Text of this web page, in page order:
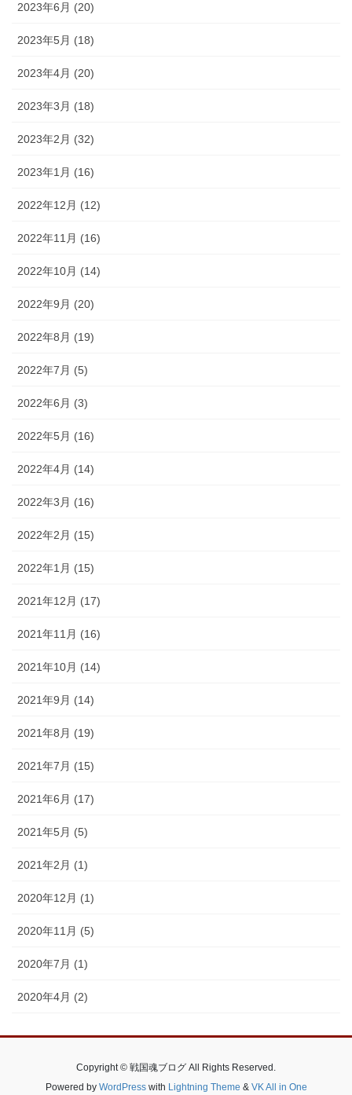
2023年6月 (20)
2023年5月 (18)
2023年4月 (20)
2023年3月 (18)
2023年2月 (32)
2023年1月 (16)
2022年12月 (12)
2022年11月 (16)
2022年10月 (14)
2022年9月 (20)
2022年8月 (19)
2022年7月 (5)
2022年6月 (3)
2022年5月 (16)
2022年4月 (14)
2022年3月 (16)
2022年2月 (15)
2022年1月 (15)
2021年12月 (17)
2021年11月 (16)
2021年10月 (14)
2021年9月 (14)
2021年8月 (19)
2021年7月 (15)
2021年6月 (17)
2021年5月 (5)
2021年2月 (1)
2020年12月 (1)
2020年11月 (5)
2020年7月 (1)
2020年4月 (2)
Copyright © 戦国魂ブログ All Rights Reserved.
Powered by WordPresswith Lightning Theme & VK All in One